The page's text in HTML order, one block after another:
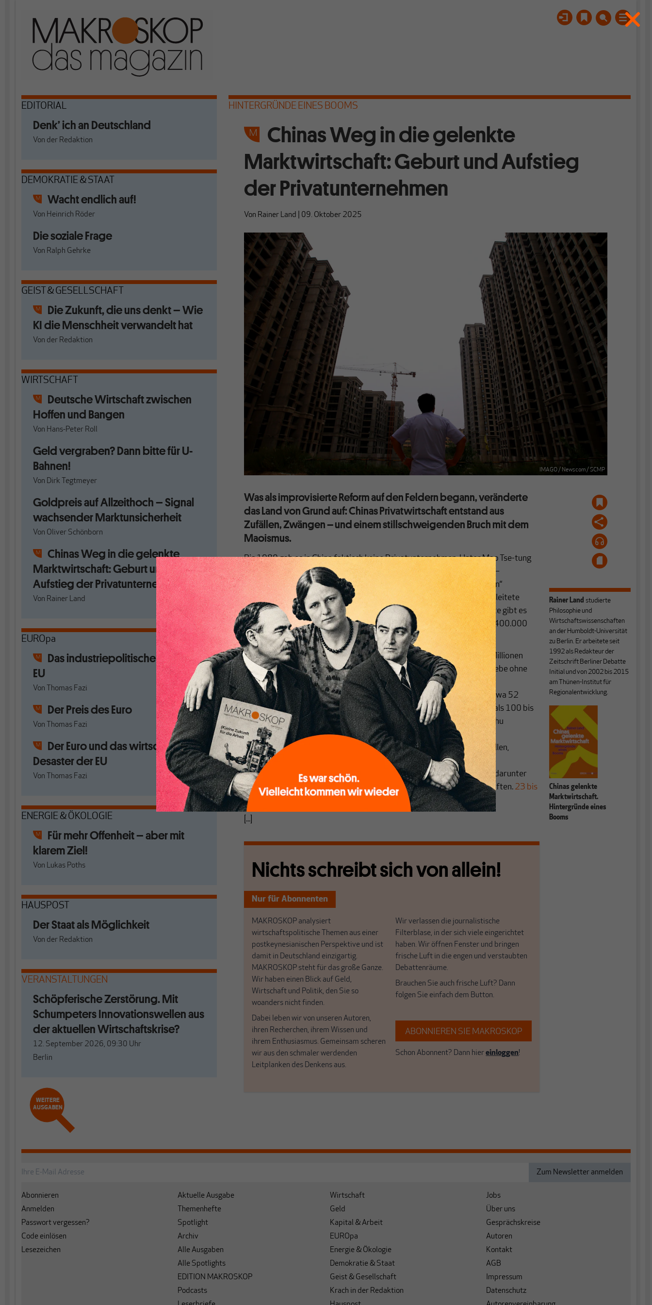
EDITORIAL
Denk’ ich an Deutschland
Von der Redaktion
DEMOKRATIE & STAAT
Wacht endlich auf!
Von Heinrich Röder
Die soziale Frage
Von Ralph Gehrke
GEIST & GESELLSCHAFT
Die Zukunft, die uns denkt – Wie
KI die Menschheit verwandelt hat
Von der Redaktion
WIRTSCHAFT
Deutsche Wirtschaft zwischen
Hoffen und Bangen
Von Hans-Peter Roll
Geld vergraben? Dann bitte für U-
Bahnen!
Von Dirk Tegtmeyer
Goldpreis auf Allzeithoch – Signal
wachsender Marktunsicherheit
Von Oliver Schönborn
Chinas Weg in die gelenkte
Marktwirtschaft: Geburt und
Aufstieg der Privatunternehmen
Von Rainer Land
EUROpa
Das industriepolitische Defizit der
EU
Von Thomas Fazi
Der Preis des Euro
Von Thomas Fazi
Der Euro und das wirtschaftliche
Desaster der EU
Von Thomas Fazi
ENERGIE & ÖKOLOGIE
Für mehr Offenheit – aber mit
klarem Ziel!
Von Lukas Poths
HAUSPOST
Der Staat als Möglichkeit
Von der Redaktion
VERANSTALTUNGEN
Schöpferische Zerstörung. Mit
Schumpeters Innovationswellen aus
der aktuellen Wirtschaftskrise?
12. September 2026, 09:30 Uhr
Berlin
WEITERE
AUSGABEN
HINTERGRÜNDE EINES BOOMS
Chinas Weg in die gelenkte
Marktwirtschaft: Geburt und Aufstieg
der Privatunternehmen
Von Rainer Land 09. Oktober 2025
IMAGO / Newscom / SCMP
Was als improvisierte Reform auf den Feldern begann, veränderte
das Land von Grund auf: Chinas Privatwirtschaft entstand aus
Zufällen, Zwängen – und einem stillschweigenden Bruch mit dem
Maoismus.
Bis 1980 gab es in China faktisch keine Privatunternehmen. Unter Mao Tse-tung
waren in der Volksrepublik – einem dogmatischen Marxismus folgend –
Unternehmen verboten, die Gewinne durch „Ausbeutung von Menschen“
generierten. So waren alle Betriebe entweder zentral oder regional geleitete
Staatsbetriebe beziehungsweise Volkskommunen auf dem Land. Heute gibt es
etwa 360.000 Staatsbetriebe, davon 97 zentral geleitete, und bis zu 400.000
Privatunternehmen mit staatlicher Beteiligung.
Demgegenüber existieren 180 Millionen Privatbetriebe, davon 125 Millionen
Getihu– registrierte selbständige vonIndividuen geführte Einzelbetriebe ohne
eigene juristische Rechtspersönlichkeit. Dazu 55,54 Millionen private
Gesellschaftenmit eigener juristischer Rechtspersönlichkeit, davon etwa 52
Millionen kleine und mittlere Unternehmen. Hinzu kommen noch mehr als 100 bis
200 Millionen landwirtschaftliche private Haushalte, die nicht als Getihu
registriert sind, Boden nach dem Familien-Verantwortungssystem
bewirtschaften, aber Produkte nicht nur zur Selbstversorgung herstellen,
sondern auch auf dem Markt verkaufen. Mehr als 70 Prozent des
Bruttoinlandsprodukts (BIP) wird heute von Privaten erwirtschaftet, darunter
privaten Haushalten, Individualunternehmen oder privaten Gesellschaften. 23 bis
28 Prozent erwirtschaften Staatsunternehmen.
[...]
Nichts schreibt sich von allein!
Nur für Abonnenten
MAKROSKOP analysiert
wirtschaftspolitische Themen aus einer
postkeynesianischen Perspektive und ist
damit in Deutschland einzigartig.
MAKROSKOP steht für das große Ganze.
Wir haben einen Blick auf Geld,
Wirtschaft und Politik, den Sie so
woanders nicht finden.
Dabei leben wir von unseren Autoren,
ihren Recherchen, ihrem Wissen und
ihrem Enthusiasmus. Gemeinsam scheren
wir aus den schmaler werdenden
Leitplanken des Denkens aus.
Wir verlassen die journalistische
Filterblase, in der sich viele eingerichtet
haben. Wir öffnen Fenster und bringen
frische Luft in die engen und verstaubten
Debattenräume.
Brauchen Sie auch frische Luft? Dann
folgen Sie einfach dem Button.
ABONNIEREN SIE MAKROSKOP
Schon Abonnent? Dann hier einloggen!
Rainer Land studierte
Philosophie und
Wirtschaftswissenschaften
an der Humboldt-Universität
zu Berlin. Er arbeitete seit
1992 als Redakteur der
Zeitschrift Berliner Debatte
Initial und von 2002 bis 2015
am Thünen-Institut für
Regionalentwicklung.
Chinas gelenkte
Marktwirtschaft.
Hintergründe eines
Booms
Abonnieren
Anmelden
Passwort vergessen?
Code einlösen
Lesezeichen
Aktuelle Ausgabe
Themenhefte
Spotlight
Archiv
Alle Ausgaben
Alle Spotlights
EDITION MAKROSKOP
Podcasts
Wirtschaft
Geld
Kapital & Arbeit
EUROpa
Energie & Ökologie
Demokratie & Staat
Geist & Gesellschaft
Krach in der Redaktion
Jobs
Über uns
Gesprächskreise
Autoren
Kontakt
AGB
Impressum
Datenschutz